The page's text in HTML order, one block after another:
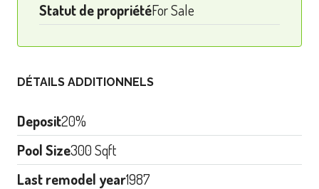
Statut de propriétéFor Sale
DÉTAILS ADDITIONNELS
Deposit20%
Pool Size300 Sqft
Last remodel year1987